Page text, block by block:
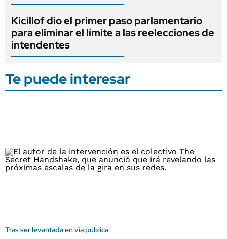
Kicillof dio el primer paso parlamentario
para eliminar el límite a las reelecciones de
intendentes
Te puede interesar
Tras ser levantada en vía pública